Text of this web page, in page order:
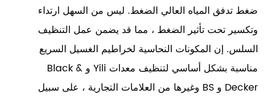
ضغط تدفق المياه العالي الضغط. ليس من السهل ارتداء
وتكسير تحت تأثير الضغط ، مما قد يضمن عمل التنظيف
السلس. إن المكونات النحاسية لخراطيم الغسيل السريع
مناسبة بشكل أساسي لتنظيف معدات Yili و Black &
Decker و BS وغيرها من العلامات التجارية ، على سبيل